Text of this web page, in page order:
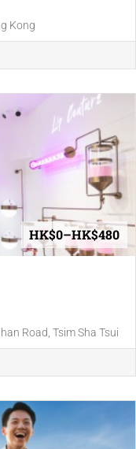
Kong
HK$0–HK$480
Road, Tsim Sha Tsui